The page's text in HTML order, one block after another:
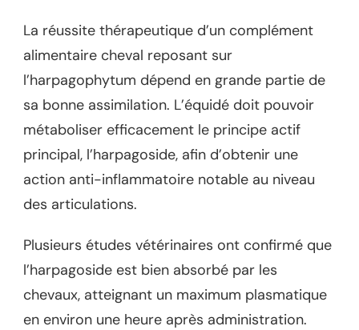
La réussite thérapeutique d’un complément
alimentaire cheval reposant sur
l’harpagophytum dépend en grande partie de
sa bonne assimilation. L’équidé doit pouvoir
métaboliser efficacement le principe actif
principal, l’harpagoside, afin d’obtenir une
action anti-inflammatoire notable au niveau
des articulations.
Plusieurs études vétérinaires ont confirmé que
l’harpagoside est bien absorbé par les
chevaux, atteignant un maximum plasmatique
en environ une heure après administration.